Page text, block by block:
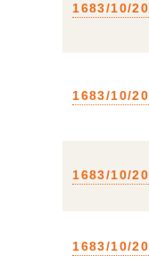
1683/10/20
1683/10/20
1683/10/20
1683/10/20